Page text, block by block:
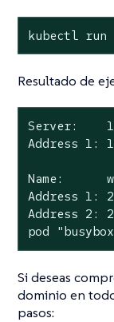
kubectl run
Resultado de
Server:
Address 1:
Name:
Address 1:
Address 2:
pod
Si deseas
dominio en
pasos: